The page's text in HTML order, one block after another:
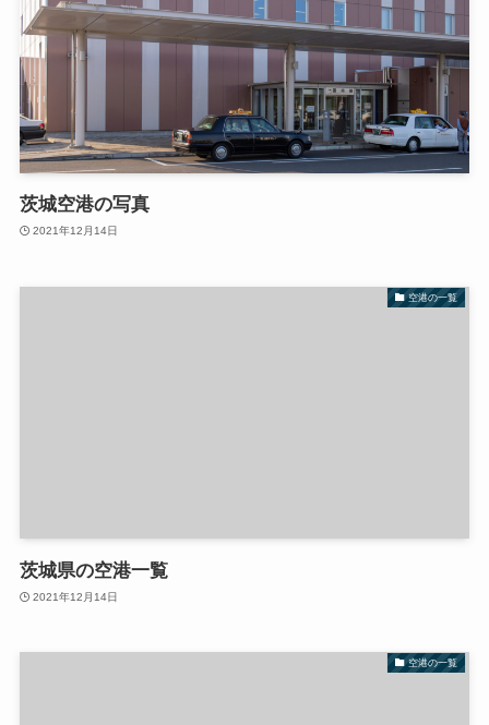
茨城空港の写真
2021年12月14日
空港の一覧
茨城県の空港一覧
2021年12月14日
空港の一覧